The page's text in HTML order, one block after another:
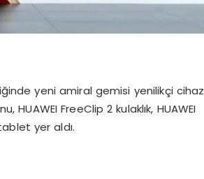
yeni amiral gemisi yenilikçi cihaz
FreeClip 2 kulaklık, HUAWEI
tablet yer aldı.